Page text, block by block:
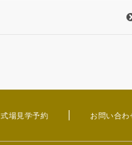
式場見学予約 お問い合わ